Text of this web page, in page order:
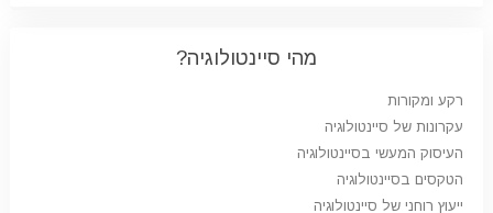
מהי סיינטולוגיה?
רקע ומקורות
עקרונות של סיינטולוגיה
העיסוק המעשי בסיינטולוגיה
הטקסים בסיינטולוגיה
ייעוץ רוחני של סיינטולוגיה